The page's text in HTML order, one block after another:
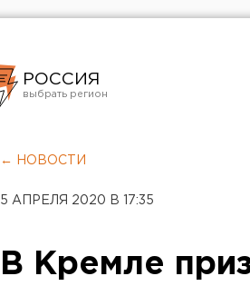
РОССИЯ
Челябинск
← НОВОСТИ
5 АПРЕЛЯ 2020 В 17:35
В Кремле